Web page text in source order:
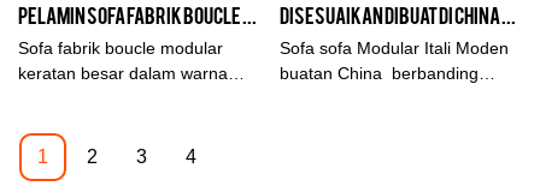
pasaran. Kabasa meringkaskan
kecacatan produk lepas, dan
terus memperbaikinya.
dalam 3 kusyen sofa sofa boleh
disesuaikan mengikut
penampilan, dll., dan menikmati
reputasi yang baik di
pasaran.Kabasa meringkaskan
Sofa fabrik boucle modular
keratan besar dalam warna
hiasan rumah berbanding
dengan produk serupa di
Sofa sofa Modular Itali Moden
buatan China berbanding
1 2 3 4